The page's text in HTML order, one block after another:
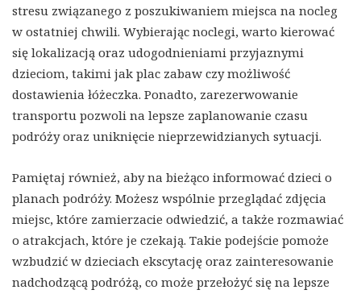
stresu związanego z poszukiwaniem miejsca na nocleg
w ostatniej chwili. Wybierając noclegi, warto kierować
się lokalizacją oraz udogodnieniami przyjaznymi
dzieciom, takimi jak plac zabaw czy możliwość
dostawienia łóżeczka. Ponadto, zarezerwowanie
transportu pozwoli na lepsze zaplanowanie czasu
podróży oraz uniknięcie nieprzewidzianych sytuacji.
Pamiętaj również, aby na bieżąco informować dzieci o
planach podróży. Możesz wspólnie przeglądać zdjęcia
miejsc, które zamierzacie odwiedzić, a także rozmawiać
o atrakcjach, które je czekają. Takie podejście pomoże
wzbudzić w dzieciach ekscytację oraz zainteresowanie
nadchodzącą podróżą, co może przełożyć się na lepsze